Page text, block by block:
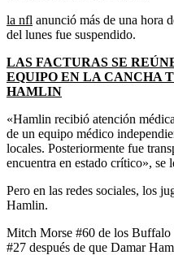
la nfl anunció más de una hora
del lunes fue suspendido.
LAS FACTURAS SE
EQUIPO EN LA CANCHA
HAMLIN
«Hamlin recibió atención
de un equipo médico
locales. Posteriormente fue
encuentra en estado crítico», se
Pero en las redes sociales, los
Hamlin.
Mitch Morse #60 de los
#27 después de que Damar